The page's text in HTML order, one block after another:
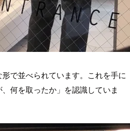
で並べられています。これを手に
何を取ったか」を認識していま